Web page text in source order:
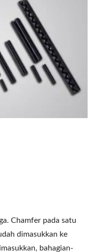
Chamfer pada satu
dimasukkan ke
bahagian-